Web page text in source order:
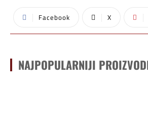
Facebook X
NAJPOPULARNIJI